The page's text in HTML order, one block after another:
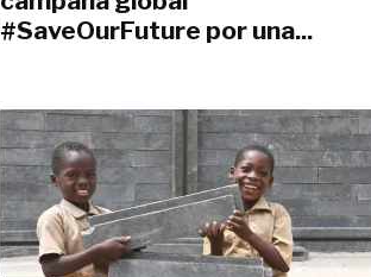
#SaveOurFuture por una...